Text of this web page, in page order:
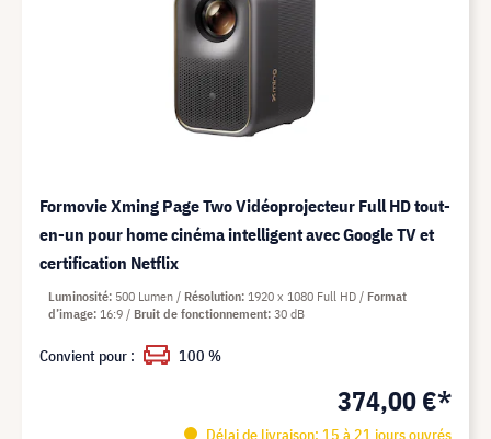
Formovie Xming Page Two Vidéoprojecteur Full HD tout-
en-un pour home cinéma intelligent avec Google TV et
certification Netflix
374,00 €*
Délai de livraison: 15 à 21 jours ouvrés
Luminosité 500 Lumen Résolution 1920 x 1080 Full HD
Format
d’image 16:9 Bruit de fonctionnement 30 dB
Convient pour : 100 %